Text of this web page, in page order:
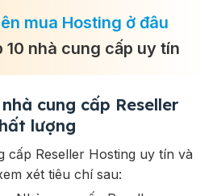
mua Hosting ở đâu
10 nhà cung cấp uy tín
cung cấp Reseller
lượng
cấp Reseller Hosting uy tín và
xét tiêu chí sau: